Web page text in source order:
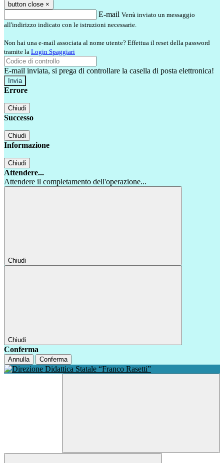
button close ×
E-mail Verrà inviato un messaggio
all'indirizzo indicato con le istruzioni necessarie.
Non hai una e-mail associata al nome utente? Effettua il reset della password
tramite la Login Spaggiari
E-mail inviata, si prega di controllare la casella di posta elettronica!
Errore
Chiudi
Successo
Chiudi
Informazione
Chiudi
Attendere...
Attendere il completamento dell'operazione...
Chiudi
Chiudi
Conferma
Annulla Conferma